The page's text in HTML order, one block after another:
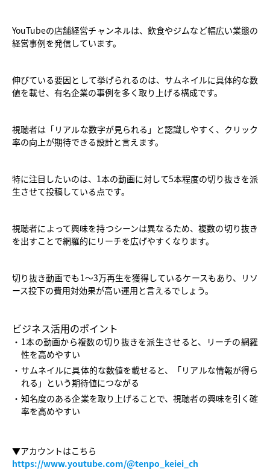
YouTubeの店舗経営チャンネルは、飲食やジムなど幅広い業態の
経営事例を発信しています。
伸びている要因として挙げられるのは、サムネイルに具体的な数
値を載せ、有名企業の事例を多く取り上げる構成です。
視聴者は「リアルな数字が見られる」と認識しやすく、クリック
率の向上が期待できる設計と言えます。
特に注目したいのは、1本の動画に対して5本程度の切り抜きを派
生させて投稿している点です。
視聴者によって興味を持つシーンは異なるため、複数の切り抜き
を出すことで網羅的にリーチを広げやすくなります。
切り抜き動画でも1〜3万再生を獲得しているケースもあり、リソ
ース投下の費用対効果が高い運用と言えるでしょう。
ビジネス活用のポイント
1本の動画から複数の切り抜きを派生させると、リーチの網羅
性を高めやすい
サムネイルに具体的な数値を載せると、「リアルな情報が得ら
れる」という期待値につながる
知名度のある企業を取り上げることで、視聴者の興味を引く確
率を高めやすい
▼アカウントはこちら
https://www.youtube.com/@tenpo_keiei_ch